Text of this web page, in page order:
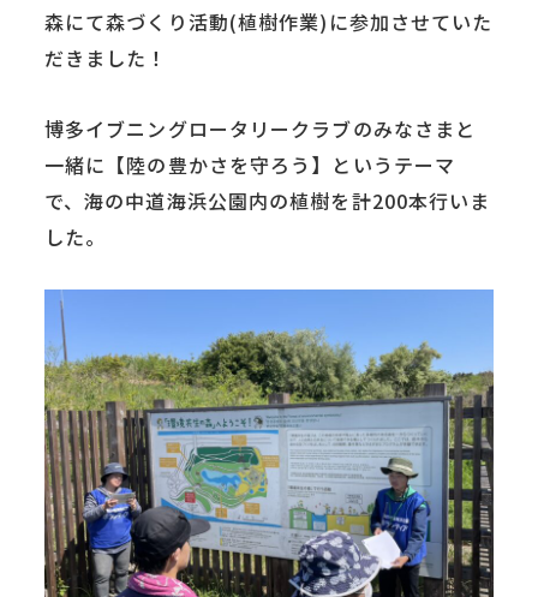
森にて森づくり活動(植樹作業)に参加させていた
だきました！
博多イブニングロータリークラブのみなさまと
一緒に【陸の豊かさを守ろう】というテーマ
で、海の中道海浜公園内の植樹を計200本行いま
した。